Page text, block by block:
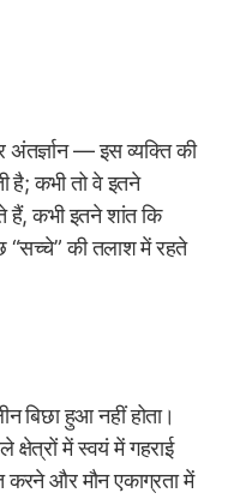
अंतर्ज्ञान — इस व्यक्ति की
है; कभी तो वे इतने
हैं, कभी इतने शांत कि
“सच्चे” की तलाश में रहते
बिछा हुआ नहीं होता।
क्षेत्रों में स्वयं में गहराई
और मौन एकाग्रता में